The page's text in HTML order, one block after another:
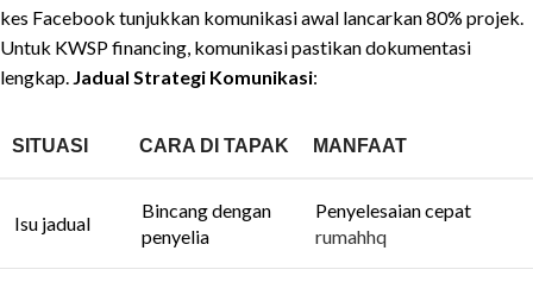
kes Facebook tunjukkan komunikasi awal lancarkan 80% projek.
Untuk KWSP financing, komunikasi pastikan dokumentasi
lengkap. Jadual Strategi Komunikasi:
SITUASI CARA DI TAPAK MANFAAT
Isu jadual
Bincang dengan
penyelia
Penyelesaian cepat
rumahhq